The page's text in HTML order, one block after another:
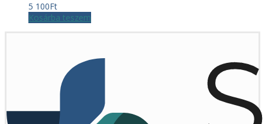
5 100Ft
Kosárba teszem